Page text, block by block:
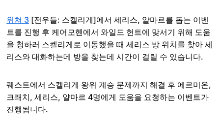
위쳐 3 [전우들: 스켈리게]에서 세리스, 얄마르를 돕는 이벤
트를 진행 후 케어모헨에서 와일드 헌트에 맞서기 위해 도움
을 청하러 스켈리게로 이동했을 때 세리스 방 위치를 찾아 세
리스와 대화하는데 방을 찾는데 시간이 걸릴 수 있습니다.
퀘스트에서 스켈리게 왕위 계승 문제까지 해결 후 에르미온,
크래치, 세리스, 얄마르 4명에게 도움을 요청하는 이벤트가
진행됩니다.